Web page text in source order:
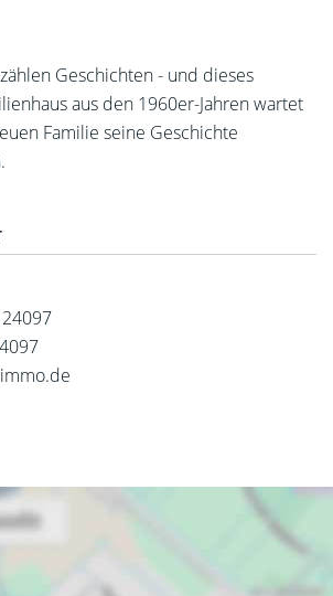
Geschichten - und dieses
aus den 1960er-Jahren wartet
Familie seine Geschichte